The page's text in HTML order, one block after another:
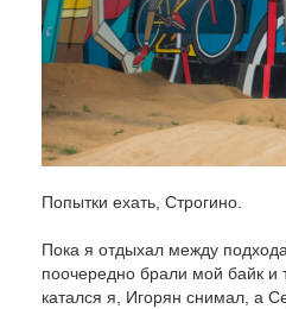
Попытки ехать, Строгино.
Пока я отдыхал между
поочередно брали мой байк и
катался я, Игорян снимал, а